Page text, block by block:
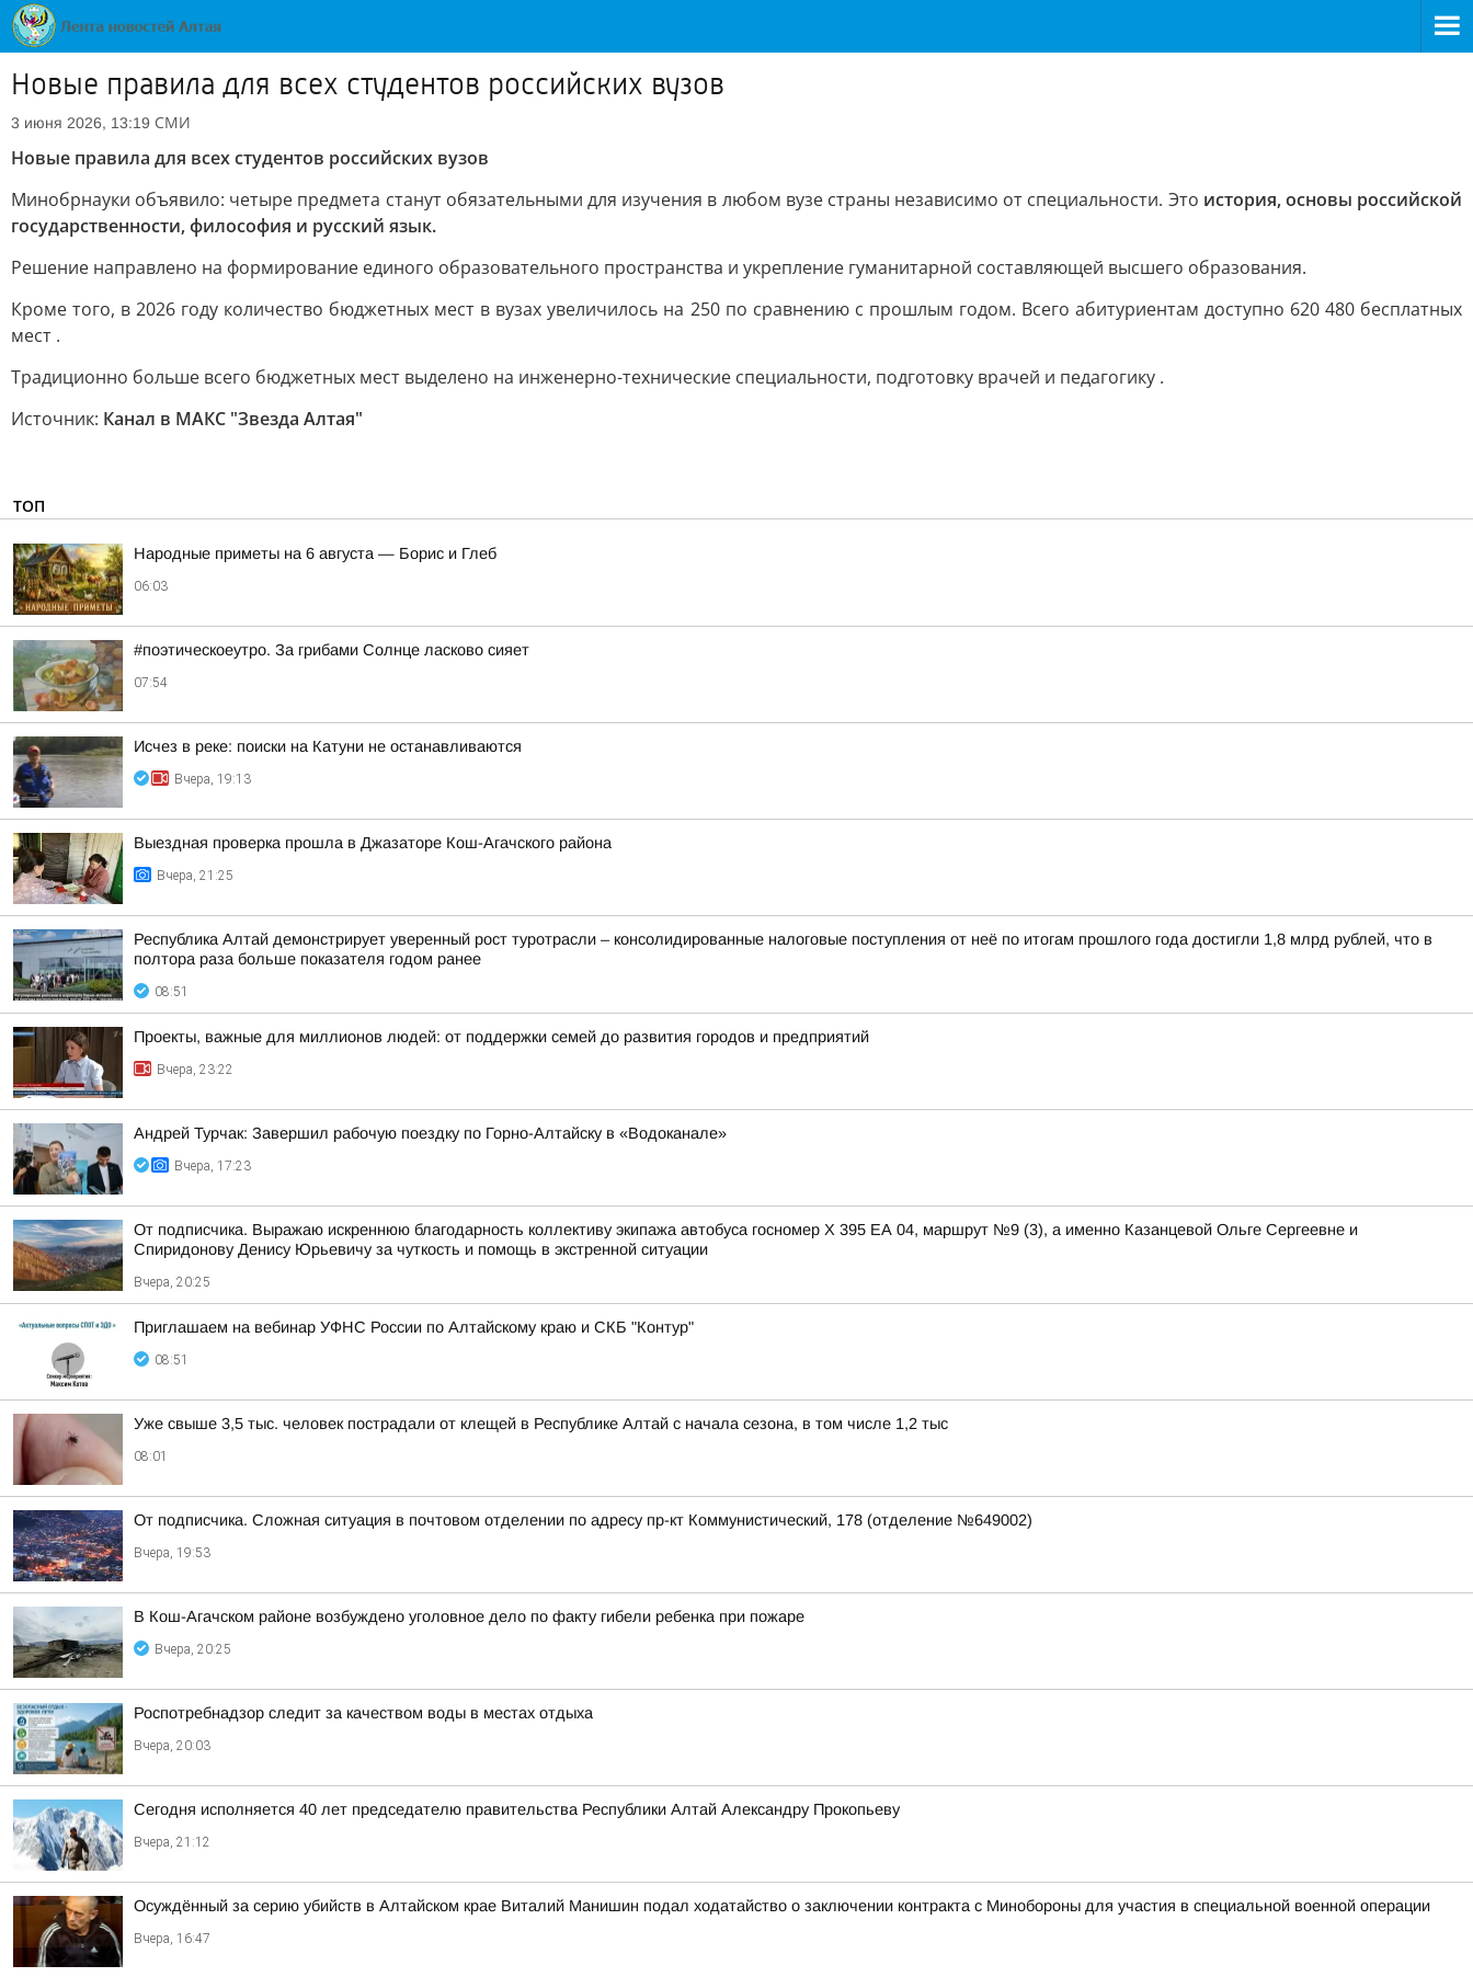
Новые правила для всех студентов российских вузов
3 июня 2026, 13:19 СМИ
Новые правила для всех студентов российских вузов
Минобрнауки объявило: четыре предмета станут обязательными для изучения в любом вузе страны независимо от специальности. Это история, основы российской
государственности, философия и русский язык.
Решение направлено на формирование единого образовательного пространства и укрепление гуманитарной составляющей высшего образования.
Кроме того, в 2026 году количество бюджетных мест в вузах увеличилось на 250 по сравнению с прошлым годом. Всего абитуриентам доступно 620 480 бесплатных
мест .
Традиционно больше всего бюджетных мест выделено на инженерно-технические специальности, подготовку врачей и педагогику .
Источник: Канал в МАКС "Звезда Алтая"
ТОП
Hapoдныe пpимeты нa 6 aвгуcтa — Бopиc и Глeб
06:03
#поэтическоеутро. За грибами Солнце ласково сияет
07:54
Исчез в реке: поиски на Катуни не останавливаются
Вчера, 19:13
Выездная проверка прошла в Джазаторе Кош-Агачского района
Вчера, 21:25
Республика Алтай демонстрирует уверенный рост туротрасли – консолидированные налоговые поступления от неё по итогам прошлого года достигли 1,8 млрд рублей, что в
полтора раза больше показателя годом ранее
08:51
Проекты, важные для миллионов людей: от поддержки семей до развития городов и предприятий
Вчера, 23:22
Андрей Турчак: Завершил рабочую поездку по Горно-Алтайску в «Водоканале»
Вчера, 17:23
От подписчика. Выражаю искреннюю благодарность коллективу экипажа автобуса госномер X 395 ЕА 04, маршрут №9 (3), а именно Казанцевой Ольге Сергеевне и
Спиридонову Денису Юрьевичу за чуткость и помощь в экстренной ситуации
Вчера, 20:25
Приглашаем на вебинар УФНС России по Алтайскому краю и СКБ "Контур"
08:51
Уже свыше 3,5 тыс. человек пострадали от клещей в Республике Алтай с начала сезона, в том числе 1,2 тыс
08:01
От подписчика. Сложная ситуация в почтовом отделении по адресу пр-кт Коммунистический, 178 (отделение №649002)
Вчера, 19:53
В Кош-Агачском районе возбуждено уголовное дело по факту гибели ребенка при пожаре
Вчера, 20:25
Роспотребнадзор следит за качеством воды в местах отдыха
Вчера, 20:03
Сегодня исполняется 40 лет председателю правительства Республики Алтай Александру Прокопьеву
Вчера, 21:12
Осуждённый за серию убийств в Алтайском крае Виталий Манишин подал ходатайство о заключении контракта с Минобороны для участия в специальной военной операции
Вчера, 16:47